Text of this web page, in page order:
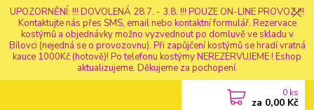
UPOZORNĚNÍ: !!! DOVOLENÁ 28.7. - 3.8. !!! POUZE ON-LINE PROVOZ !!!
Kontaktujte nás přes SMS, email nebo kontaktní formulář. Rezervace
kostýmů a objednávky možno vyzvednout po domluvě ve skladu v
Bílovci (nejedná se o provozovnu). Při zapůjčení kostýmů se hradí vratná
kauce 1000Kč (hotově)! Po telefonu kostýmy NEREZERVUJEME ! Eshop
aktualizujeme. Děkujeme za pochopení.
0 ks
za 0,00 Kč